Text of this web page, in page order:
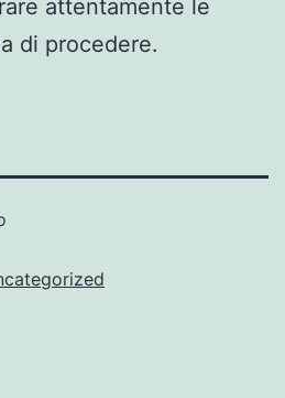
attentamente le
di procedere.